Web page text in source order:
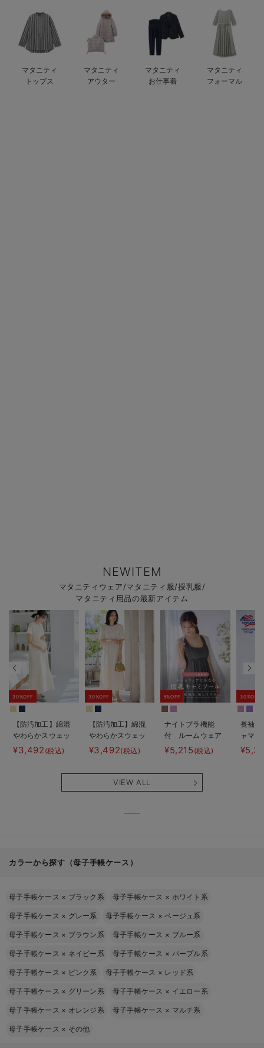
安心の日本製。先輩ママが買ってよかった！本当に必要な出産準備品
ハレの日に着るANGELIEBEのセレモニー
買って正解！高評価レビューアイテム
マタニティ
トップス
マタニティ
アウター
マタニティ
お仕事着
マタニティ
フォーマル
NEWITEM
マタニティウェア/マタニティ服/授乳服/
マタニティ用品の最新アイテム
30%OFF
【防汚加工】綿混
やわらかスウェッ
ト半袖ティアード
ネグリジェ マタ
¥3,492 (税込)
30%OFF
【防汚加工】綿混
やわらかスウェッ
ト半袖フレアワン
ピース マタニテ
も長く使える】
¥3,492(税込)
5%OFF
ナイトブラ機能
付 ルームウェア
にもなる授乳キャ
ミソール
¥5,215 (税込)
30%OFF
長袖サ
ャマ
ェー
VIEW ALL
カラーから探す（母子手帳ケース）
母子手帳ケース × ブラック系 母子手帳ケース × ホワイト系
母子手帳ケース × グレー系 母子手帳ケース ×ベージュ系
母子手帳ケース × ブラウン系 母子手帳ケース × ブルー系
母子手帳ケース × ネイビー系 母子手帳ケース × パープル系
母子手帳ケース × ピンク系 母子手帳ケース × レッド系
母子手帳ケース × グリーン系 母子手帳ケース × イエロー系
母子手帳ケース × オレンジ系 母子手帳ケース × マルチ系
母子手帳ケース × その他